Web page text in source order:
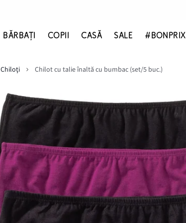
BĂRBAŢI COPII CASĂ SALE #BONPRIX
Chiloţi Chilot cu talie înaltă cu bumbac (set/5 buc.)